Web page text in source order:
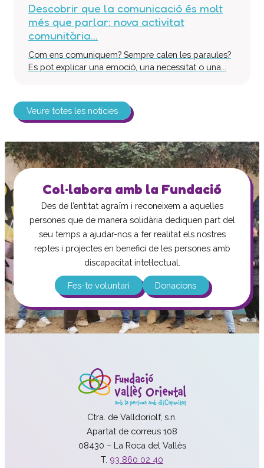
Descobrir que la comunicació és molt
més que parlar: nova activitat
comunitària...
Com ens comuniquem? Sempre calen les paraules?
Es pot explicar una emoció, una necessitat o una...
Veure totes les notícies
Col·labora amb la Fundació
Des de l’entitat agraïm i reconeixem a aquelles
persones que de manera solidària dediquen part del
seu temps a ajudar-nos a fer realitat els nostres
reptes i projectes en benefici de les persones amb
discapacitat intel·lectual.
Fes-te voluntari Donacions
Ctra. de Valldoriolf, s.n.
Apartat de correus 108
08430 – La Roca del Vallès
T. 93 860 02 40